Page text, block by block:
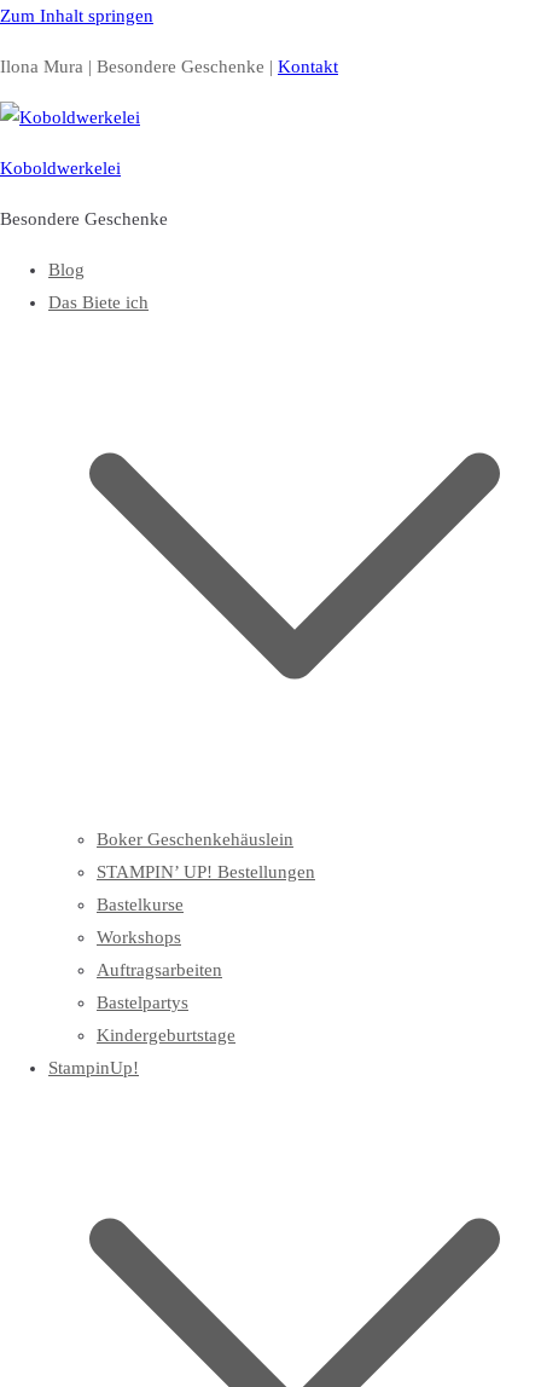
Zum Inhalt springen
Ilona Mura | Besondere Geschenke | Kontakt
Koboldwerkelei
Besondere Geschenke
Blog
Das Biete ich
Boker Geschenkehäuslein
STAMPIN’ UP! Bestellungen
Bastelkurse
Workshops
Auftragsarbeiten
Bastelpartys
Kindergeburtstage
StampinUp!